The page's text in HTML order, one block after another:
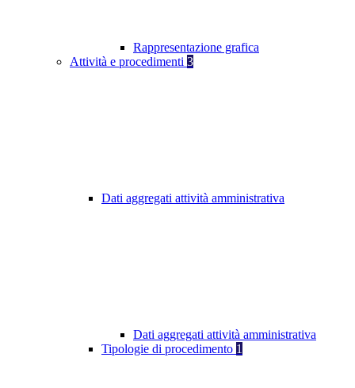
Rappresentazione grafica
Attività e procedimenti 3
Dati aggregati attività amministrativa
Dati aggregati attività amministrativa
Tipologie di procedimento 1